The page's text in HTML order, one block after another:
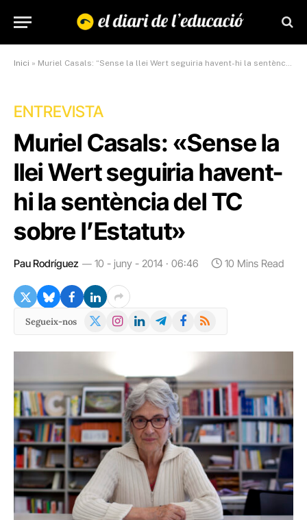
Inici » Muriel Casals: “Sense la llei Wert seguiria havent-hi la sentència del TC sobre l’Estatut”
ENTREVISTA
Muriel Casals: «Sense la
llei Wert seguiria havent-
hi la sentència del TC
sobre l’Estatut»
Pau Rodríguez 10 - juny - 2014 · 06:46 10 Mins Read
Segueix-nos
X
Instagram
LinkedInTelegramFacebook
RSS